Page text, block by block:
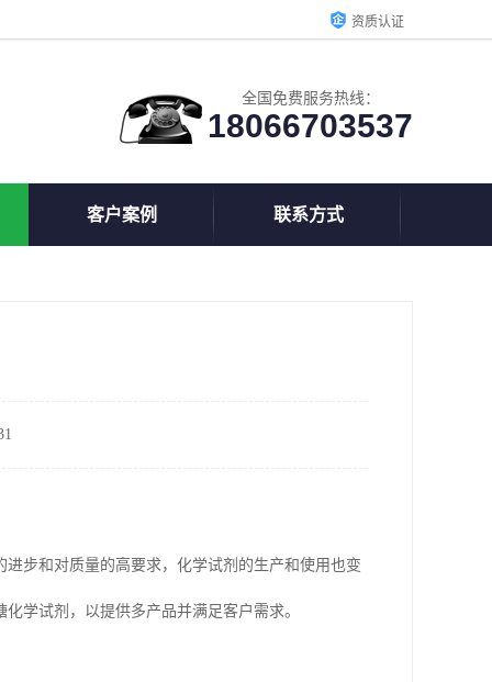
资质认证
全国免费服务热线：
18066703537
客户案例 联系方式
步和对质量的高要求，化学试剂的生产和使用也变
学试剂，以提供多产品并满足客户需求。